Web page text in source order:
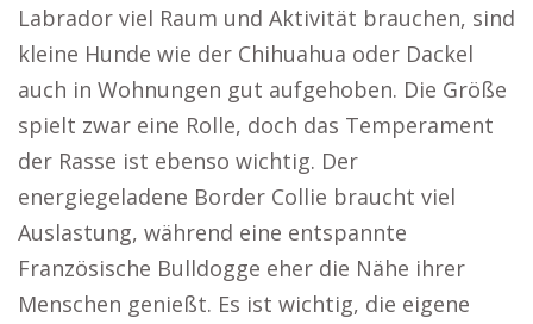
Labrador viel Raum und Aktivität brauchen, sind
kleine Hunde wie der Chihuahua oder Dackel
auch in Wohnungen gut aufgehoben. Die Größe
spielt zwar eine Rolle, doch das Temperament
der Rasse ist ebenso wichtig. Der
energiegeladene Border Collie braucht viel
Auslastung, während eine entspannte
Französische Bulldogge eher die Nähe ihrer
Menschen genießt. Es ist wichtig, die eigene